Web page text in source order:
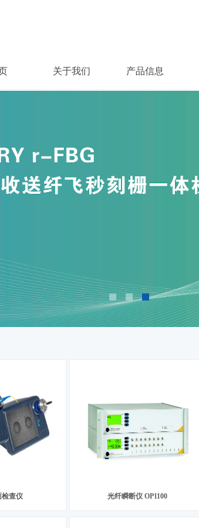
关于我们 产品信息
检查仪 光纤瞬断仪 OP1100